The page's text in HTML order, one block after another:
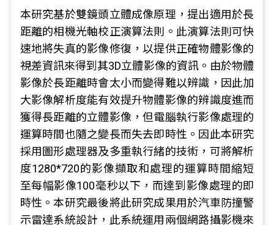
本研究基於雙鏡頭立體成像原理，提出適用於長
距離的相機光軸校正演算法則。此演算法則可快
速地將失真的影像修復，以提供正確物體影像的
視差資訊來得到其3D立體影像的資訊。由於物體
影像於長距離時會太小而變得難以辨識，因此加
大影像解析度能有效提升物體影像的辨識度進而
獲得長距離的立體影像，但電腦執行影像處理的
運算時間也隨之變長而失去即時性。因此本研究
採用圖形處理器及多重執行緒的技術，可將解析
度1280*720的影像擷取和處理的運算時間縮短
至每幅影像100毫秒以下，而達到影像處理的即
時性。本研究最後將此研究成果用於汽車防撞警
示雷達系統設計，此系統運用兩個網路攝影機來